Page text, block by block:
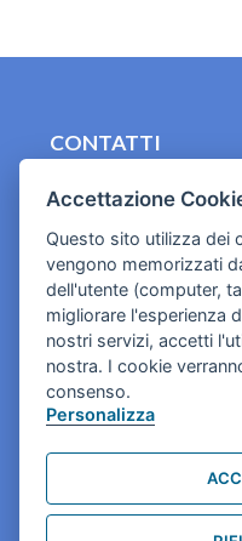
CONTATTI
Cookies e
Accettazione
Questo sito utilizza dei
vengono memorizzati
dell'utente (computer,
migliorare l'esperienza
nostri servizi, accetti
nostra. I cookie
consenso.
Personalizza